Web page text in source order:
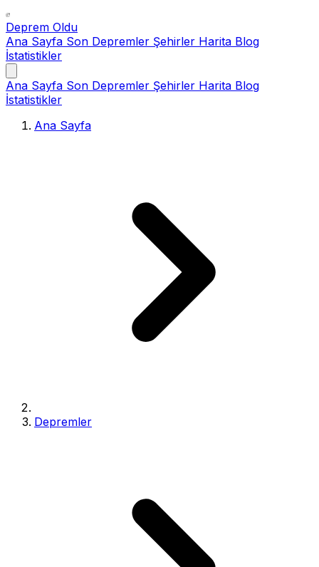
Deprem Oldu
Ana Sayfa Son Depremler Şehirler Harita Blog
İstatistikler
Ana Sayfa Son Depremler Şehirler Harita Blog
İstatistikler
Ana Sayfa
Depremler